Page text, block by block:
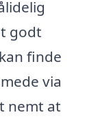
godt
finde
via
nemt at